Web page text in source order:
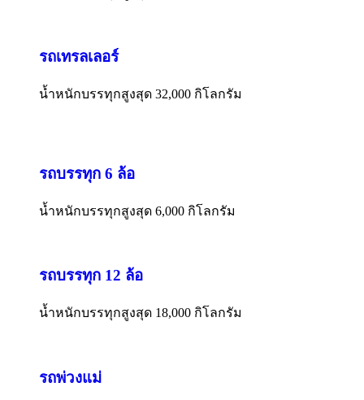
รถเทรลเลอร์
น้ำหนักบรรทุกสูงสุด 32,000 กิโลกรัม
รถบรรทุก 6 ล้อ
น้ำหนักบรรทุกสูงสุด 6,000 กิโลกรัม
รถบรรทุก 12 ล้อ
น้ำหนักบรรทุกสูงสุด 18,000 กิโลกรัม
รถพ่วงแม่